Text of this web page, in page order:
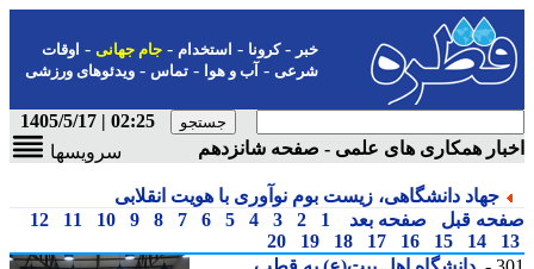
-کرونا-استخدام- جام جهانی-اوقات
شرعی-آب و هوا-تماس-ویدئوهای ورزشی
02:25 | 1405/5/17
همکاری های علمی - صفحه شانزدهم
سرویسها
جهاد دانشگاهی، زیست بوم نوآوری با هویت انقلابی
قبل صفحه بعد 1
2
3
4
5
6
7
8
9
10
11
12
14
15
16
17
18
19
20